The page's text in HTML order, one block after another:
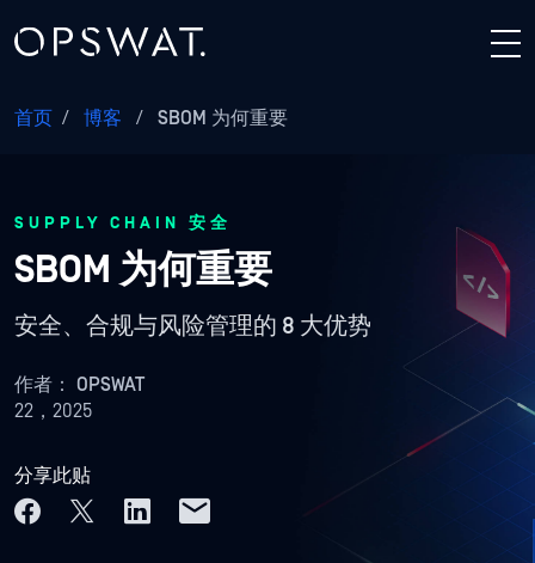
首页 / 博客 / SBOM 为何重要
SUPPLY CHAIN 安全
SBOM 为何重要
安全、合规与风险管理的 8 大优势
作者： OPSWAT
22，2025
分享此贴